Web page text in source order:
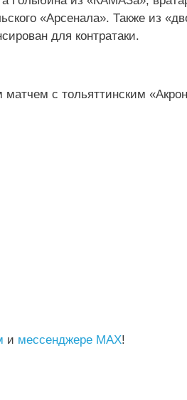
«Арсенала». Также из
для контратаки.
с тольяттинским
и мессенджере MAX!